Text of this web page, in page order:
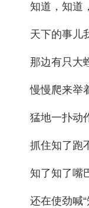
知道，知道，
天下的事儿
那边有只大
慢慢爬来举
猛地一扑动
抓住知了跑
知了知了嘴
还在使劲喊“